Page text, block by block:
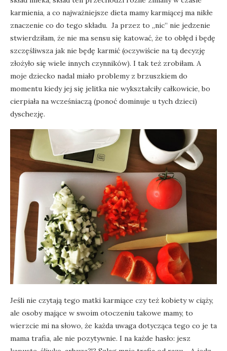
karmienia, a co najważniejsze dieta mamy karmiącej ma nikłe
znaczenie co do tego składu. Ja przez to „nic” nie jedzenie
stwierdziłam, że nie ma sensu się katować, że to obłęd i będę
szczęśliwsza jak nie będę karmić (oczywiście na tą decyzję
złożyło się wiele innych czynników). I tak też zrobiłam. A
moje dziecko nadal miało problemy z brzuszkiem do
momentu kiedy jej się jelitka nie wykształciły całkowicie, bo
cierpiała na wcześniaczą (ponoć dominuje u tych dzieci)
dyschezję.
Jeśli nie czytają tego matki karmiące czy też kobiety w ciąży,
ale osoby mające w swoim otoczeniu takowe mamy, to
wierzcie mi na słowo, że każda uwaga dotycząca tego co je ta
mama trafia, ale nie pozytywnie. I na każde hasło: jesz